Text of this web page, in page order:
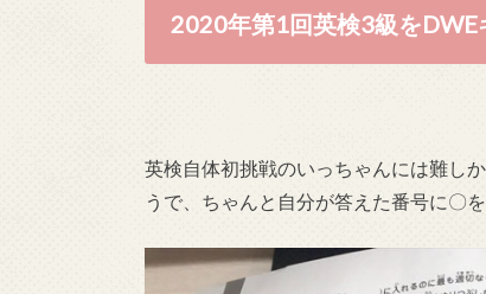
2020年第1回英検3級をDWE
英検自体初挑戦のいっちゃんには難し
うで、ちゃんと自分が答えた番号に〇